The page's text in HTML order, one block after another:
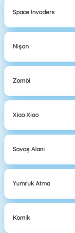
Space Invaders
Nişan
Zombi
Xiao Xiao
Savaş Alanı
Yumruk Atma
Komik